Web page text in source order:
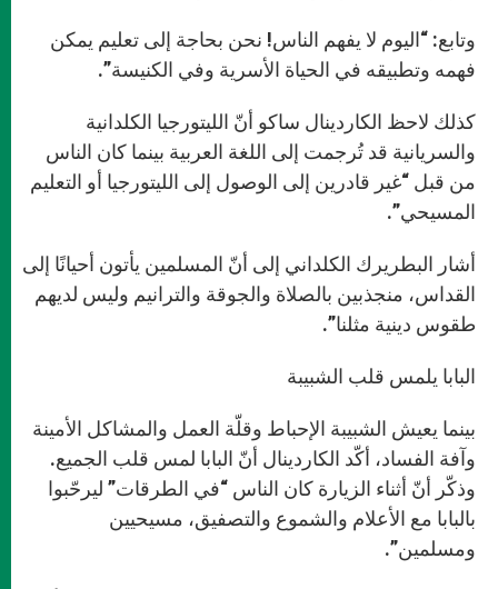
وتابع: “اليوم لا يفهم الناس! نحن بحاجة إلى تعليم يمكن
فهمه وتطبيقه في الحياة الأسرية وفي الكنيسة”.
كذلك لاحظ الكاردينال ساكو أنّ الليتورجيا الكلدانية
والسريانية قد تُرجمت إلى اللغة العربية بينما كان الناس
من قبل “غير قادرين إلى الوصول إلى الليتورجيا أو التعليم
المسيحي”.
أشار البطريرك الكلداني إلى أنّ المسلمين يأتون أحيانًا إلى
القداس، منجذبين بالصلاة والجوقة والترانيم وليس لديهم
طقوس دينية مثلنا”.
البابا يلمس قلب الشبيبة
بينما يعيش الشبيبة الإحباط وقلّة العمل والمشاكل الأمينة
وآفة الفساد، أكّد الكاردينال أنّ البابا لمس قلب الجميع.
وذكّر أنّ أثناء الزيارة كان الناس “في الطرقات” ليرحّبوا
بالبابا مع الأعلام والشموع والتصفيق، مسيحيين
ومسلمين”.